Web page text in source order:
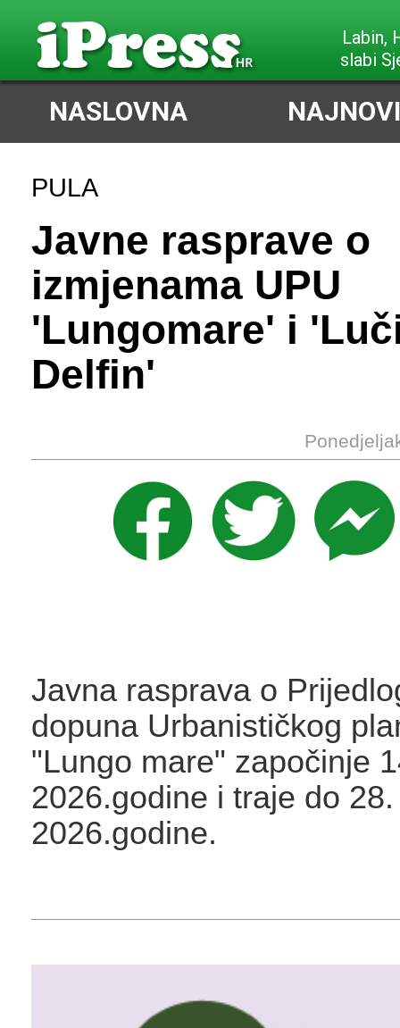
slabi
NASLOVNA
PULA
Javne rasprave o
izmjenama UPU
'Lungomare' i
Delfin'
Javna rasprava o
dopuna Urbanističkog
"Lungo mare" započinje
2026.godine i traje do
2026.godine.